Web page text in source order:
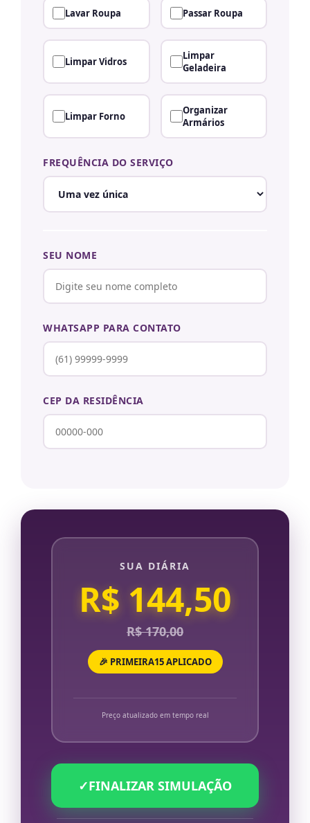
Lavar Roupa Passar Roupa
Limpar Vidros
Limpar
Geladeira
Limpar Forno
Organizar
Armários
FREQUÊNCIA DO SERVIÇO
SEU NOME
WHATSAPP PARA CONTATO
CEP DA RESIDÊNCIA
SUA DIÁRIA
R$ 144,50
R$ 170,00
🎉 PRIMEIRA15 APLICADO
Preço atualizado em tempo real
✓FINALIZAR SIMULAÇÃO